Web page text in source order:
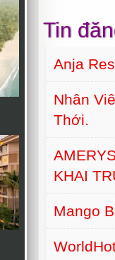
Tin
Anja
Nhân
Thới.
KHAI
Mango